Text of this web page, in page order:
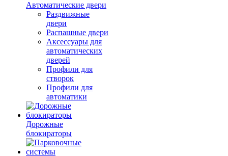
Автоматические двери
Раздвижные
двери
Распашные двери
Аксессуары для
автоматических
дверей
Профили для
створок
Профили для
автоматики
Дорожные
блокираторы